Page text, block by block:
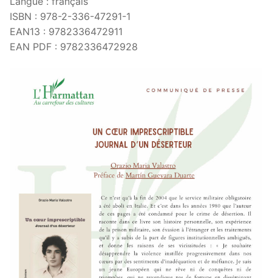
ISBN : 978-2-336-47291-1
EAN13 : 9782336472911
EAN PDF : 9782336472928